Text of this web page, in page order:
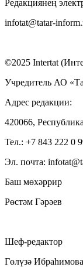
Редакциянең
infotat@tatar-
©2025 Intertat
Учредитель АО
Адрес редакции:
420066,
Тел.: +7 843 222 0
Эл. почта:
Баш мөхәррир
Рөстәм Гәрәев
Шеф-редактор
Гөлүзә Ибраһимова